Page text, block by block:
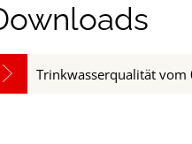
Trinkwasserqualität vom